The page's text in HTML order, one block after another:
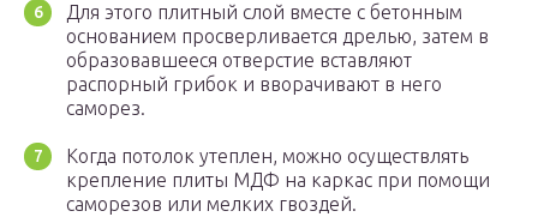
Для этого плитный слой вместе с бетонным
основанием просверливается дрелью, затем в
образовавшееся отверстие вставляют
распорный грибок и вворачивают в него
саморез.
Когда потолок утеплен, можно осуществлять
крепление плиты МДФ на каркас при помощи
саморезов или мелких гвоздей.